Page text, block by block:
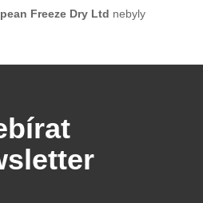
Freeze Dry Ltd nebyly